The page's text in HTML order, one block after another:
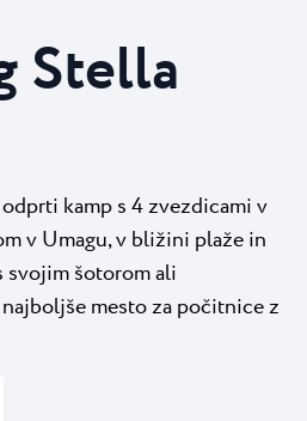
Stella
kamp s 4 zvezdicami v
v Umagu, v bližini plaže in
svojim šotorom ali
mesto za počitnice z